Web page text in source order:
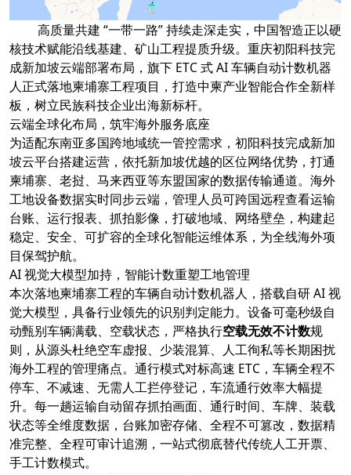
高质量共建 “一带一路” 持续走深走实，中国智造正以硬
核技术赋能沿线基建、矿山工程提质升级。重庆初阳科技完
成新加坡云端部署布局，旗下 ETC 式 AI 车辆自动计数机器
人正式落地柬埔寨工程项目，打造中柬产业智能合作全新样
板，树立民族科技企业出海新标杆。
云端全球化布局，筑牢海外服务底座
为适配东南亚多国跨地域统一管控需求，初阳科技完成新加
坡云平台搭建运营，依托新加坡优越的区位网络优势，打通
柬埔寨、老挝、马来西亚等东盟国家的数据传输通道。海外
工地设备数据实时同步云端，管理人员可跨国远程查看运输
台账、运行报表、抓拍影像，打破地域、网络壁垒，构建起
稳定、安全、可扩容的全球化智能运维体系，为全线海外项
目保驾护航。
AI 视觉大模型加持，智能计数重塑工地管理
本次落地柬埔寨工程的车辆自动计数机器人，搭载自研 AI 视
觉大模型，具备行业领先的识别判定能力。设备可毫秒级自
动甄别车辆满载、空载状态，严格执行空载无效不计数规
则，从源头杜绝空车虚报、少装混算、人工徇私等长期困扰
海外工程的管理痛点。通行模式对标高速 ETC，车辆全程不
停车、不减速、无需人工拦停登记，车流通行效率大幅提
升。每一趟运输自动留存抓拍画面、通行时间、车牌、装载
状态等全维度数据，台账加密存储、全程不可篡改，数据精
准完整、全程可审计追溯，一站式彻底替代传统人工开票、
手工计数模式。